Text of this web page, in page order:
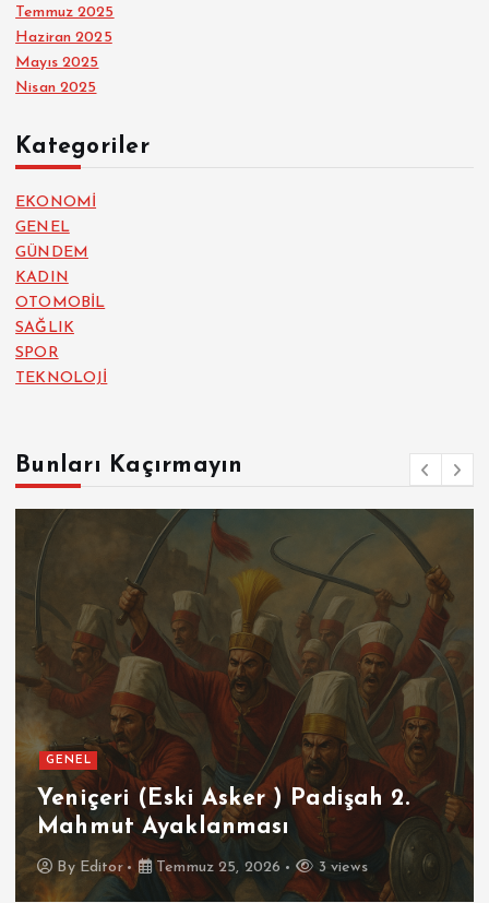
Temmuz 2025
Haziran 2025
Mayıs 2025
Nisan 2025
Kategoriler
EKONOMİ
GENEL
GÜNDEM
KADIN
OTOMOBİL
SAĞLIK
SPOR
TEKNOLOJİ
Bunları Kaçırmayın
GENEL SPOR
Futbolun Zirvesinde Yeniden
İspanya
By Editor Temmuz 16, 2026 4 views